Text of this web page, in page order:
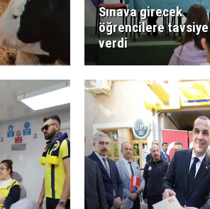
Sınava girecek
öğrencilere tavsiye
verdi